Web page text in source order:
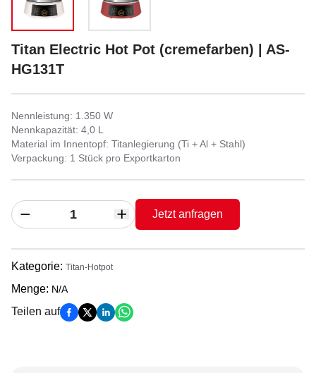
Titan Electric Hot Pot (cremefarben) | AS-
HG131T
Nennleistung: 1.350 W
Nennkapazität: 4,0 L
Material im Innentopf: Titanlegierung (Ti + Al + Stahl)
Verpackung: 1 Stück pro Exportkarton
Jetzt anfragen
Kategorie: Titan-Hotpot
Menge: N/A
Teilen auf